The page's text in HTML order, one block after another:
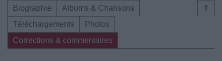
⇑
Biographie
Albums & Chansons
Téléchargements
Photos
Corrections & commentaires